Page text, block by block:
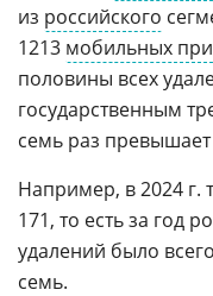
из российского
1213 мобильных
половины всех
государственным
семь раз превышает
Например, в 2024 г.
171, то есть за год
удалений было
семь.